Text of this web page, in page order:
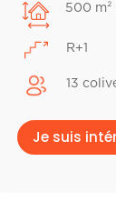
500 m²
R+1
13
Je suis